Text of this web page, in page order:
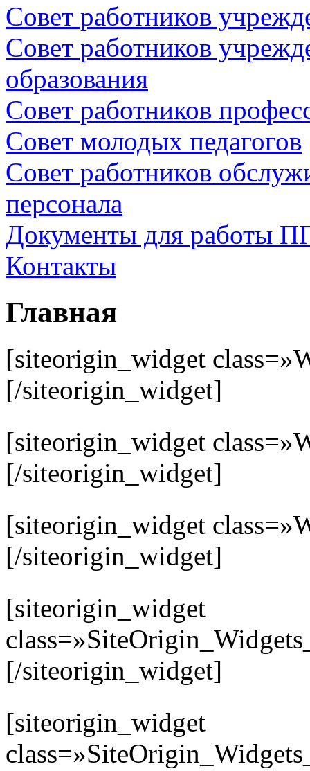
Совет работников
Совет работников
образования
Совет работников
Совет молодых педагогов
Совет работников
персонала
Документы для работы
Контакты
Главная
[siteorigin_widget
[/siteorigin_widget]
[siteorigin_widget
[/siteorigin_widget]
[siteorigin_widget
[/siteorigin_widget]
[siteorigin_widget
[/siteorigin_widget]
[siteorigin_widget